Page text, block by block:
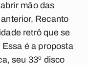
mão das
Recanto
retrô que se
é a proposta
seu 33º disco